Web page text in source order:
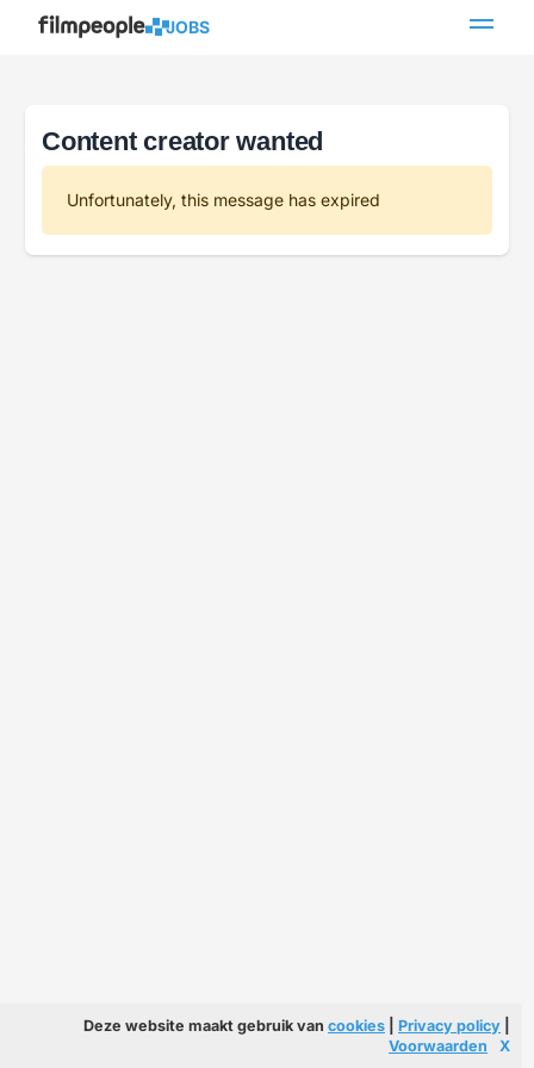
JOBS
Content creator wanted
Unfortunately, this message has expired
Deze website maakt gebruik van cookies Privacy policy
Voorwaarden
X